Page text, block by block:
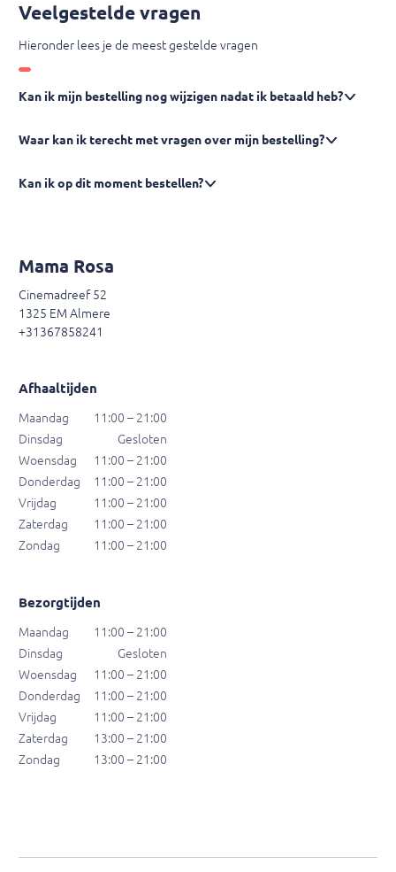
Veelgestelde vragen
Hieronder lees je de meest gestelde vragen
Kan ik mijn bestelling nog wijzigen nadat ik betaald heb?
Waar kan ik terecht met vragen over mijn bestelling?
Kan ik op dit moment bestellen?
Mama Rosa
Cinemadreef 52
1325 EM Almere
+31367858241
Afhaaltijden
Maandag
11:00 – 21:00
Dinsdag
Gesloten
Woensdag
11:00 – 21:00
Donderdag
11:00 – 21:00
Vrijdag
11:00 – 21:00
Zaterdag
11:00 – 21:00
Zondag
11:00 – 21:00
Bezorgtijden
Maandag
11:00 – 21:00
Dinsdag
Gesloten
Woensdag
11:00 – 21:00
Donderdag
11:00 – 21:00
Vrijdag
11:00 – 21:00
Zaterdag
13:00 – 21:00
Zondag
13:00 – 21:00